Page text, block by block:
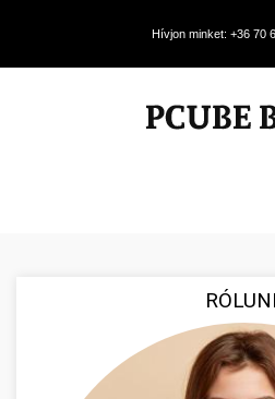
Hívjon minket: +36 70